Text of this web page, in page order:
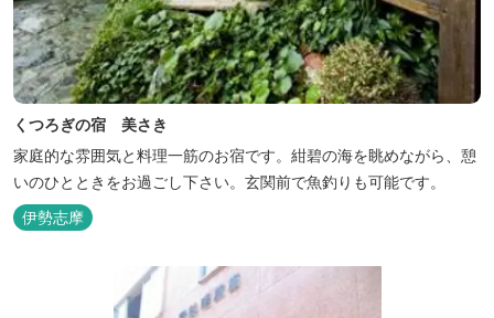
くつろぎの宿 美さき
家庭的な雰囲気と料理一筋のお宿です。紺碧の海を眺めながら、憩
いのひとときをお過ごし下さい。玄関前で魚釣りも可能です。
伊勢志摩